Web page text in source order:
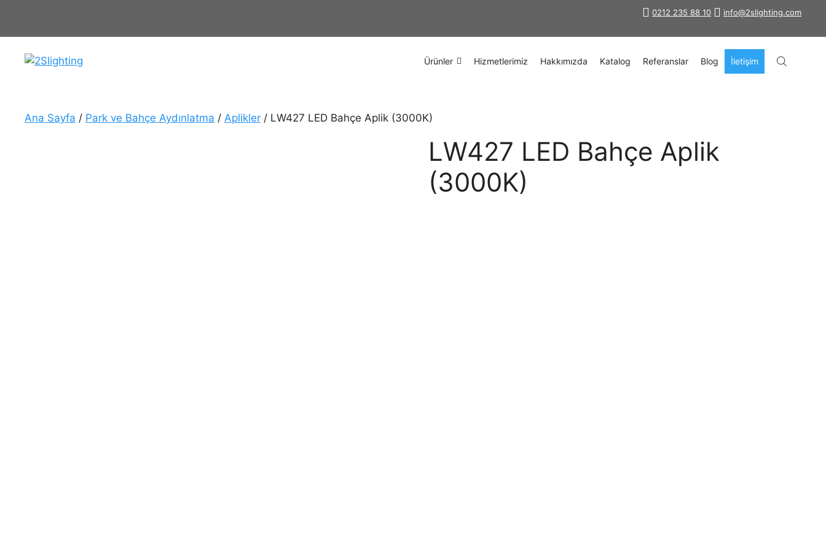
info@2slighting.com
0212 235 88 10
Ürünler Hizmetlerimiz Hakkımızda Katalog Referanslar Blog İletişim
Ana Sayfa / Park ve Bahçe Aydınlatma / Aplikler / LW427 LED Bahçe Aplik (3000K)
LW427 LED Bahçe Aplik
(3000K)